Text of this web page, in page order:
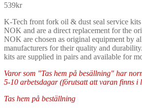
539kr
K-Tech front fork oil & dust seal service
NOK and are a direct replacement for the
NOK are chosen as original equipment by
manufacturers for their quality and
kits are supplied in pairs and available for
Varor som "Tas hem på besällning" har
5-10 arbetsdagar (förutsatt att varan finns i
Tas hem på beställning